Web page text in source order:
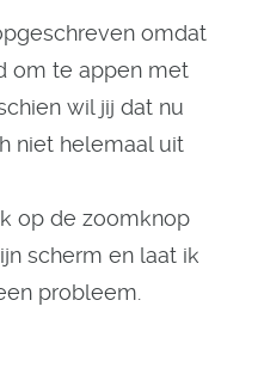
omdat
om te appen met
wil jij dat nu
niet helemaal uit
op de zoomknop
scherm en laat ik
probleem.